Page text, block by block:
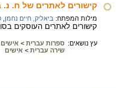
קישורים לאתרים של ח. נ.
מילות המפתח: ביאליק, חיים נחמן
קישורים לאתרים העוסקים
עץ נושאים: ספרות עברית > אישים
שירה עברית > אישים